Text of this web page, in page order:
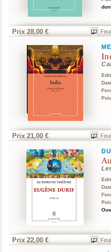
Prix 28,00 €
Prix 21,00 €
Prix 22,00 €